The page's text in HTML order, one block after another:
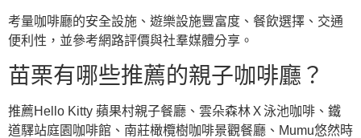
考量咖啡廳的安全設施、遊樂設施豐富度、餐飲選擇、交通
便利性，並參考網路評價與社羣媒體分享。
苗栗有哪些推薦的親子咖啡廳？
推薦Hello Kitty 蘋果村親子餐廳、雲朵森林Ｘ泳池咖啡、鐵
道驛站庭園咖啡館、南莊橄欖樹咖啡景觀餐廳、Mumu悠然時